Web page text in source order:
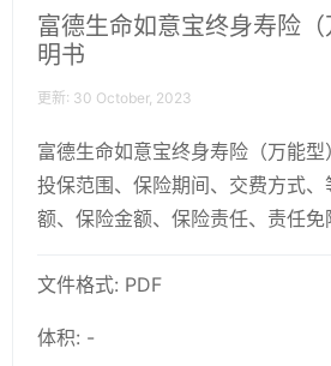
富德生命如意宝终身寿险
明书
更新: 30 October, 2023
富德生命如意宝终身寿险（万能
投保范围、保险期间、交费方式
额、保险金额、保险责任、责任免
文件格式: PDF
体积: -